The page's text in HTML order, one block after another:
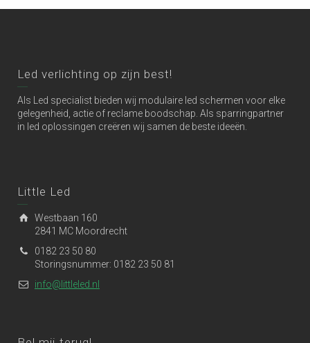
Led verlichting op zijn best!
Als Led specialist bieden wij modulaire led schermen voor elke
gelegenheid, actie of reclame boodschap. Als sparringpartner
in led oplossingen creëren wij samen de beste ideeën.
Little Led
Westbaan 160
2841 MC Moordrecht
0182 23 50 80
Storingsnummer: 0182 23 50 81
info@littleled.nl